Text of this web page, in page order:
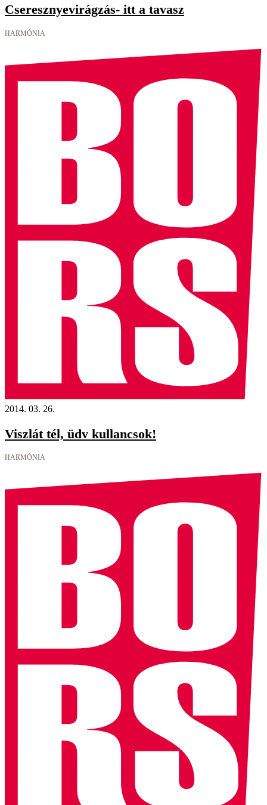
Cseresznyevirágzás- itt a tavasz
HARMÓNIA
2014. 03. 26.
Viszlát tél, üdv kullancsok!
HARMÓNIA